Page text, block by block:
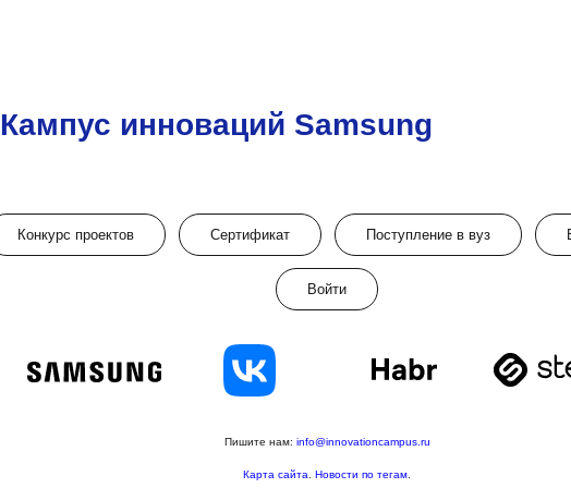
Кампус инноваций Samsung
Конкурс проектов Сертификат Поступление в вуз
Войти
Пишите нам: info@innovationcampus.ru
Карта сайта Новости по тегам